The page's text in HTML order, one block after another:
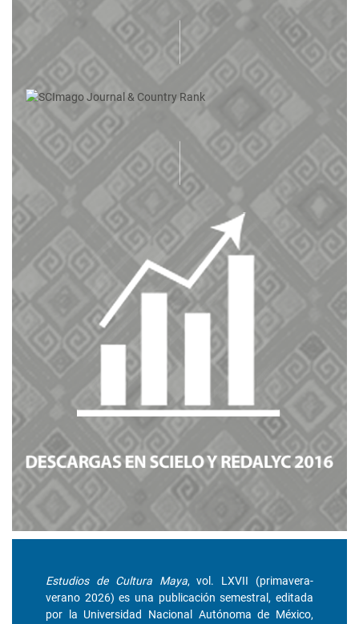
Estudios de Cultura Maya, vol. LXVII (primavera-
verano 2026) es una publicación semestral, editada
por la Universidad Nacional Autónoma de México,